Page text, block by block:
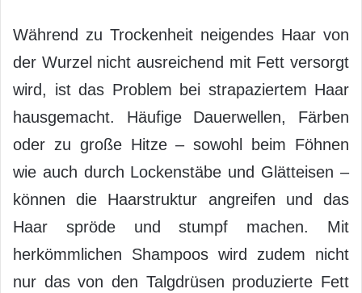
Während zu Trockenheit neigendes Haar von
der Wurzel nicht ausreichend mit Fett versorgt
wird, ist das Problem bei strapaziertem Haar
hausgemacht. Häufige Dauerwellen, Färben
oder zu große Hitze – sowohl beim Föhnen
wie auch durch Lockenstäbe und Glätteisen –
können die Haarstruktur angreifen und das
Haar spröde und stumpf machen. Mit
herkömmlichen Shampoos wird zudem nicht
nur das von den Talgdrüsen produzierte Fett